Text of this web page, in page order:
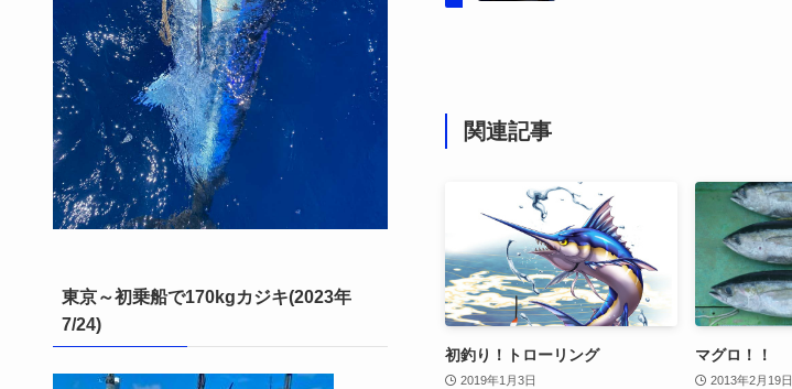
関連記事
初釣り！トローリング
2019年1月3日
マグロ！！
2013年2月19日
東京～初乗船で170kgカジキ(2023年
7/24)